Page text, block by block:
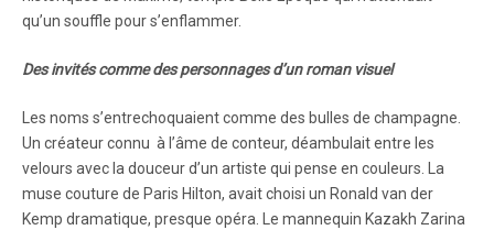
qu’un souffle pour s’enflammer.
Des invités comme des personnages d’un roman visuel
Les noms s’entrechoquaient comme des bulles de champagne.
Un créateur connu à l’âme de conteur, déambulait entre les
velours avec la douceur d’un artiste qui pense en couleurs. La
muse couture de Paris Hilton, avait choisi un Ronald van der
Kemp dramatique, presque opéra. Le mannequin Kazakh Zarina